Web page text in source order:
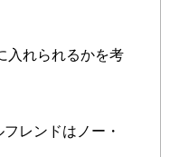
入れられるかを考
レンドはノー・